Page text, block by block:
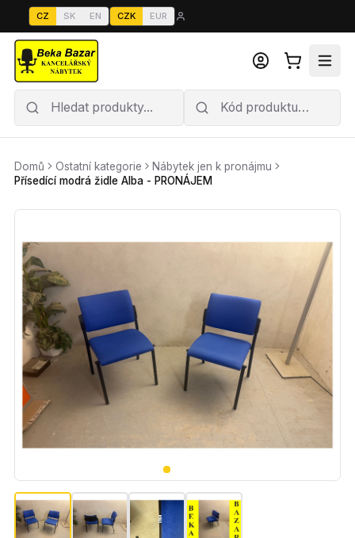
CZ SK EN CZK EUR
Domů Ostatní kategorie
Nábytek jen k pronájmu
Přísedící modrá židle Alba - PRONÁJEM